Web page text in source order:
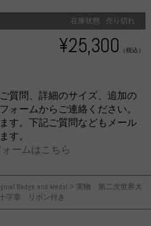
Badge and Medal > 実物 第二次世界大
字章 リボン付き
在庫状態 : 売り切れ
¥25,300 （税込）
質問、詳細のサイズ、追加の
ォームからご連絡ください。
す。下記ご質問などもメール
す。
ームはこちら